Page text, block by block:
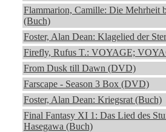
Flammarion, Camille: Die Mehrheit
(Buch)
Foster, Alan Dean: Klagelied der
Firefly, Rufus T.: VOYAGE;
From Dusk till Dawn (DVD)
Farscape - Season 3 Box (DVD)
Foster, Alan Dean: Kriegsrat (Buch)
Final Fantasy XI 1: Das Lied des
Hasegawa (Buch)